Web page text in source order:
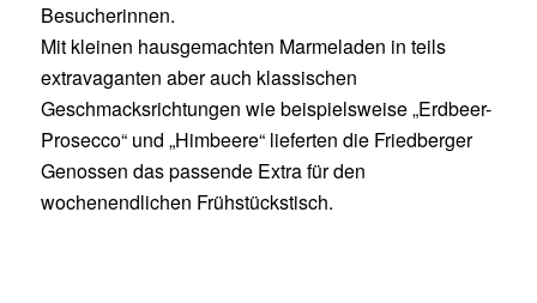
Besucherinnen.
Mit kleinen hausgemachten Marmeladen in teils
extravaganten aber auch klassischen
Geschmacksrichtungen wie beispielsweise „Erdbeer-
Prosecco“ und „Himbeere“ lieferten die Friedberger
Genossen das passende Extra für den
wochenendlichen Frühstückstisch.